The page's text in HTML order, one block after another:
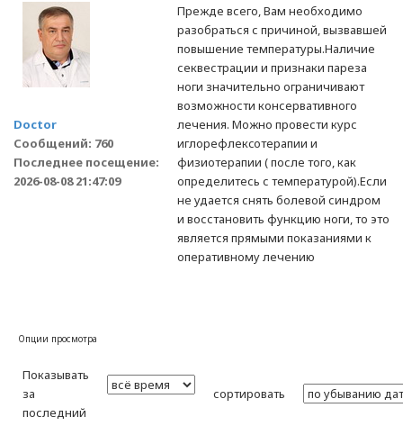
Doctor
Сообщений: 760
Последнее посещение:
2026-08-08 21:47:09
Прежде всего, Вам необходимо
разобраться с причиной, вызвавшей
повышение температуры.Наличие
секвестрации и признаки пареза
ноги значительно ограничивают
возможности консервативного
лечения. Можно провести курс
иглорефлекcотерапии и
физиотерапии ( после того, как
определитесь с температурой).Если
не удается снять болевой синдром
и восстановить функцию ноги, то это
является прямыми показаниями к
оперативному лечению
Опции просмотра
Показывать
за
последний
сортировать